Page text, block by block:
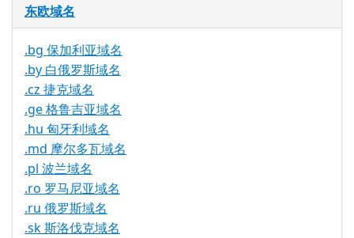
东欧域名
.bg 保加利亚域名
.by 白俄罗斯域名
.cz 捷克域名
.ge 格鲁吉亚域名
.hu 匈牙利域名
.md 摩尔多瓦域名
.pl 波兰域名
.ro 罗马尼亚域名
.ru 俄罗斯域名
.sk 斯洛伐克域名